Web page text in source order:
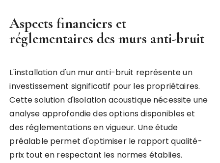
Aspects financiers et
réglementaires des murs anti-bruit
L'installation d'un mur anti-bruit représente un
investissement significatif pour les propriétaires.
Cette solution d'isolation acoustique nécessite une
analyse approfondie des options disponibles et
des réglementations en vigueur. Une étude
préalable permet d'optimiser le rapport qualité-
prix tout en respectant les normes établies.